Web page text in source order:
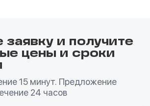
заявку и получите
цены и сроки
15 минут. Предложение
24 часов